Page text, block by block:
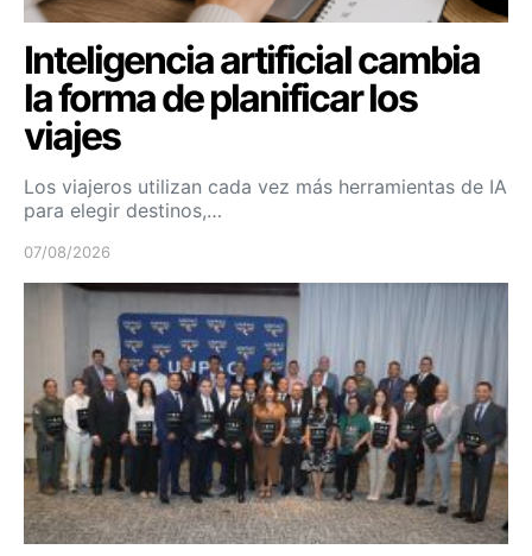
Inteligencia artificial cambia
la forma de planificar los
viajes
Los viajeros utilizan cada vez más herramientas de IA
para elegir destinos,…
07/08/2026